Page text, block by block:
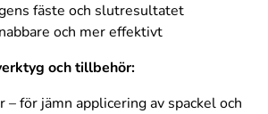
fäste och slutresultatet
och mer effektivt
och tillbehör:
– för jämn applicering av spackel och